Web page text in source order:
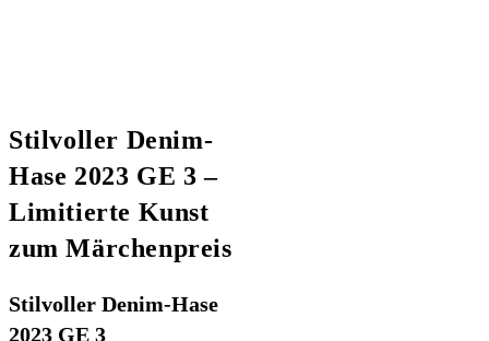
Stilvoller Denim-
Hase 2023 GE 3 –
Limitierte Kunst
zum Märchenpreis
Stilvoller Denim-Hase
2023 GE 3